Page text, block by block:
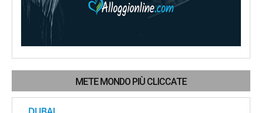
METE MONDO PIÙ CLICCATE